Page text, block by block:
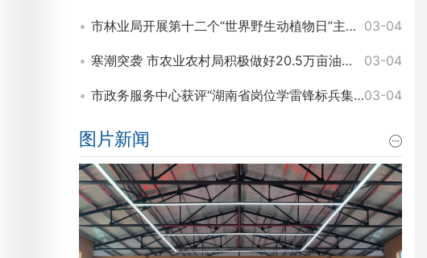
市林业局开展第十二个“世界野生动植物日”主题宣传活动 03-04
寒潮突袭 市农业农村局积极做好20.5万亩油菜田间管理和防寒工作 03-04
市政务服务中心获评“湖南省岗位学雷锋标兵集体”称号03-04
图片新闻